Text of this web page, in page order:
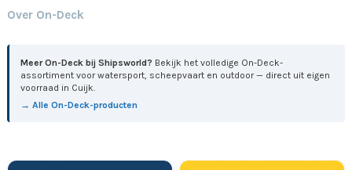
Over On-Deck
Meer On-Deck bij Shipsworld? Bekijk het volledige On-Deck-
assortiment voor watersport, scheepvaart en outdoor — direct uit eigen
voorraad in Cuijk.
→ Alle On-Deck-producten